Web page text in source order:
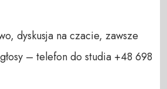
– telefon do studia +48 698